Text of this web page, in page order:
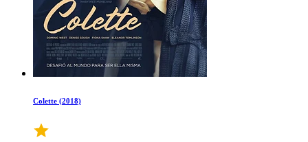
Colette (2018)